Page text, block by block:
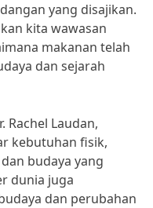
yang disajikan.
kita wawasan
makanan telah
dan sejarah
Rachel Laudan,
kebutuhan fisik,
budaya yang
dunia juga
dan perubahan